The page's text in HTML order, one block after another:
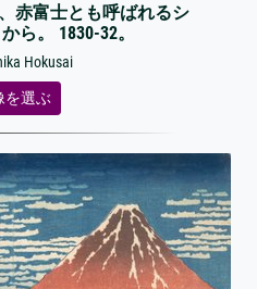
赤富士とも呼ばれるシ
ら。 1830-32。
Hokusai
を選ぶ